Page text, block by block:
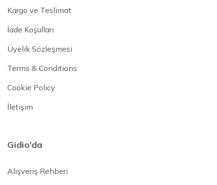
Kargo ve Teslimat
İade Koşulları
Üyelik Sözleşmesi
Terms & Conditions
Cookie Policy
İletişim
Gidio'da
Alışveriş Rehberi